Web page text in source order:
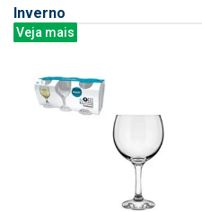
Inverno
Veja mais